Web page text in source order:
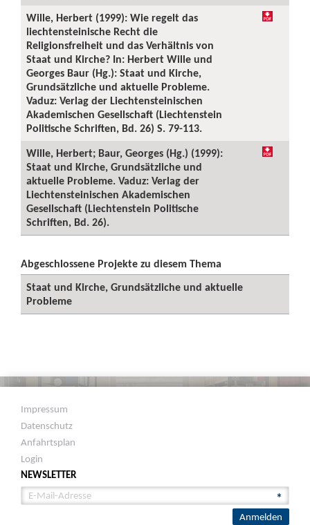
Wille, Herbert (1999): Wie regelt das
liechtensteinische Recht die
Religionsfreiheit und das Verhältnis von
Staat und Kirche? In: Herbert Wille und
Georges Baur (Hg.): Staat und Kirche,
Grundsätzliche und aktuelle Probleme.
Vaduz: Verlag der Liechtensteinischen
Akademischen Gesellschaft (Liechtenstein
Politische Schriften, Bd. 26) S. 79-113.
Wille, Herbert; Baur, Georges (Hg.) (1999):
Staat und Kirche, Grundsätzliche und
aktuelle Probleme. Vaduz: Verlag der
Liechtensteinischen Akademischen
Gesellschaft (Liechtenstein Politische
Schriften, Bd. 26).
Abgeschlossene Projekte zu diesem Thema
Staat und Kirche, Grundsätzliche und aktuelle
Probleme
Impressum
Datenschutz
Anfahrtsplan
Login
NEWSLETTER